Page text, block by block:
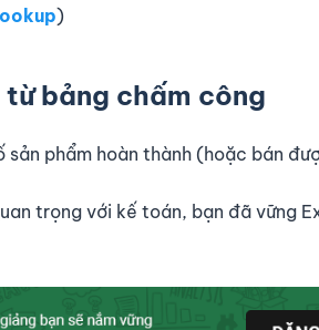
)
bảng chấm công
phẩm hoàn thành (hoặc bán
trọng với kế toán, bạn đã vững